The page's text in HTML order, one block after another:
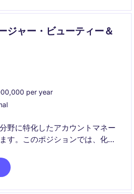
ジャー・ビューティー＆
per year
野に特化したアカウントマネー
す。このポジションでは、化粧